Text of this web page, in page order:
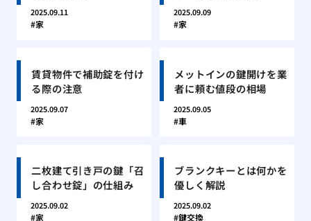
2025.09.11
家
2025.09.09
家
賃貸物件で補助錠を付け
る際の注意
2025.09.07
家
メットインの鍵開けを業
者に頼む値段の相場
2025.09.05
車
二枚建て引き戸の鍵「召
し合わせ錠」の仕組み
2025.09.02
家
ブランクキーとは何かを
優しく解説
2025.09.02
鍵交換